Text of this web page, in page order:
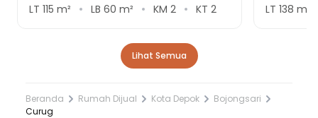
LT 115 m² LB 60 m² KM 2 KT 2
LT 138 m²
Lihat Semua
Beranda Rumah Dijual Kota Depok
Bojongsari
Curug